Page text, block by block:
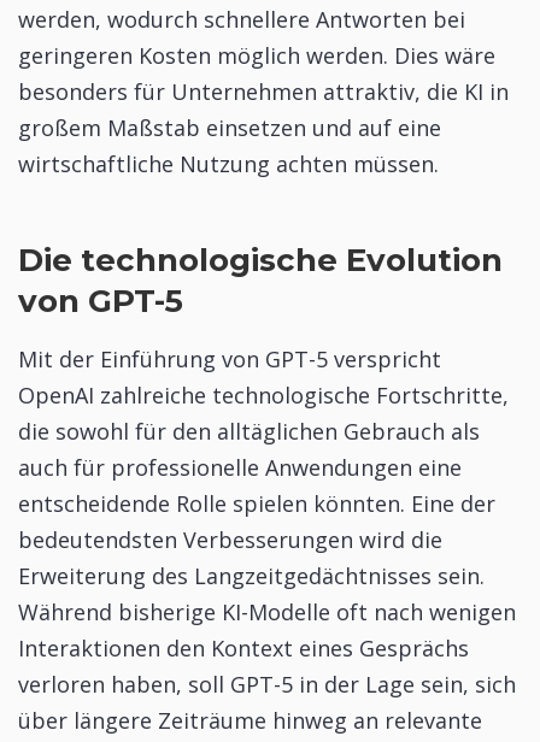
werden, wodurch schnellere Antworten bei
geringeren Kosten möglich werden. Dies wäre
besonders für Unternehmen attraktiv, die KI in
großem Maßstab einsetzen und auf eine
wirtschaftliche Nutzung achten müssen.
Die technologische Evolution
von GPT-5
Mit der Einführung von GPT-5 verspricht
OpenAI zahlreiche technologische Fortschritte,
die sowohl für den alltäglichen Gebrauch als
auch für professionelle Anwendungen eine
entscheidende Rolle spielen könnten. Eine der
bedeutendsten Verbesserungen wird die
Erweiterung des Langzeitgedächtnisses sein.
Während bisherige KI-Modelle oft nach wenigen
Interaktionen den Kontext eines Gesprächs
verloren haben, soll GPT-5 in der Lage sein, sich
über längere Zeiträume hinweg an relevante